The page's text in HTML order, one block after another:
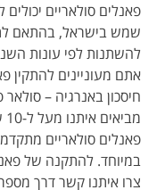
שמש בישראל, בהתאם
להשתנות לפי עונות
אתם מעוניינים להתקין
חיסכון באנרגיה –
פאנלים סולאריים
במיוחד. להתקנה של
צרו איתנו קשר דרך